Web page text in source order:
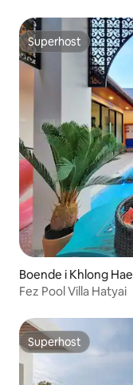
Superhost
Superhost
Boende i Khlong Hae
Fez Pool Villa Hatyai
Superhost
Superhost